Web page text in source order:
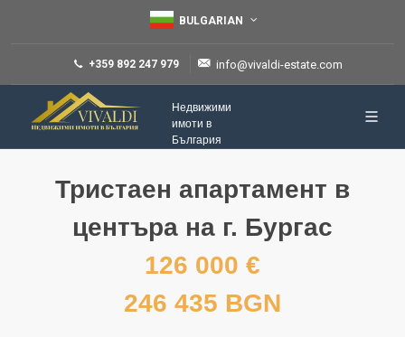
BULGARIAN
+359 892 247 979 info@vivaldi-estate.com
Недвижими
имоти в
България
Тристаен апартамент в
центъра на г. Бургас
126 000 €
246 435 BGN